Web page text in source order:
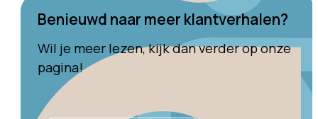
Benieuwd naar meer klantverhalen?
Wil je meer lezen, kijk dan verder op onze
pagina!